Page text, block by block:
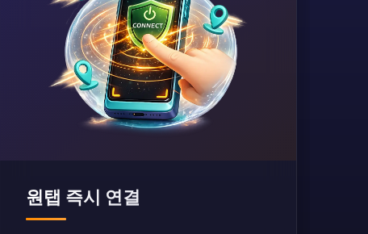
원탭 즉시 연결